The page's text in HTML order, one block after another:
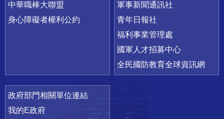
中華職棒大聯盟
身心障礙者權利公約
軍事新聞通訊社
青年日報社
福利事業管理處
國軍人才招募中心
全民國防教育全球資訊網
政府部門相關單位連結
我的E政府